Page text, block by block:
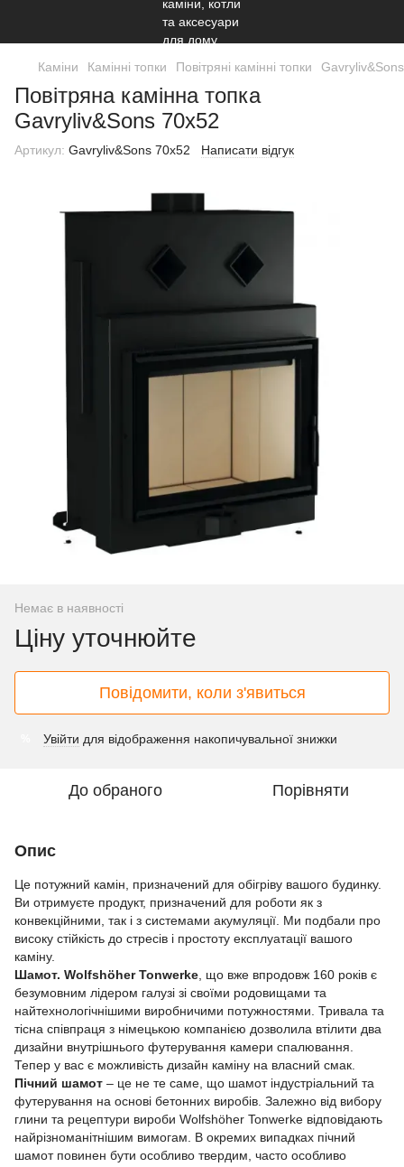
Каміни Камінні топки Повітряні камінні топки Gavryliv&Sons
Повітряна камінна топка
Gavryliv&Sons 70x52
Артикул: Gavryliv&Sons 70x52 Написати відгук
Немає в наявності
Ціну уточнюйте
Повідомити, коли з'явиться
Увійти для відображення накопичувальної знижки
До обраного Порівняти
Опис
Це потужний камін, призначений для обігріву вашого будинку.
Ви отримуєте продукт, призначений для роботи як з
конвекційними, так і з системами акумуляції. Ми подбали про
високу стійкість до стресів і простоту експлуатації вашого
каміну.
Шамот. Wolfshöher Tonwerke , що вже впродовж 160 років є
безумовним лідером галузі зі своїми родовищами та
найтехнологічнішими виробничими потужностями. Тривала та
тісна співпраця з німецькою компанією дозволила втілити два
дизайни внутрішнього футерування камери спалювання.
Тепер у вас є можливість дизайн каміну на власний смак.
Пічний шамот – це не те саме, що шамот індустріальний та
футерування на основі бетонних виробів. Залежно від вибору
глини та рецептури вироби Wolfshöher Tonwerke відповідають
найрізноманітнішим вимогам. В окремих випадках пічний
шамот повинен бути особливо твердим, часто особливо